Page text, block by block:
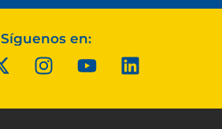
Síguenos en: